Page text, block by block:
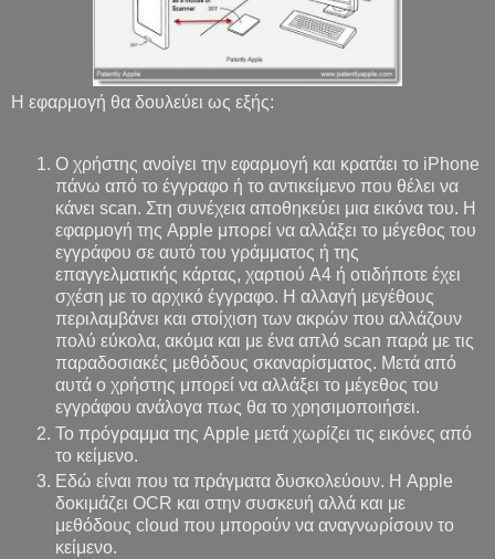
Η εφαρμογή θα δουλεύει ως εξής:
Ο χρήστης ανοίγει την εφαρμογή και κρατάει το iPhone
πάνω από το έγγραφο ή το αντικείμενο που θέλει να
κάνει scan. Στη συνέχεια αποθηκεύει μια εικόνα του. Η
εφαρμογή της Apple μπορεί να αλλάξει το μέγεθος του
εγγράφου σε αυτό του γράμματος ή της
επαγγελματικής κάρτας, χαρτιού A4 ή οτιδήποτε έχει
σχέση με το αρχικό έγγραφο. Η αλλαγή μεγέθους
περιλαμβάνει και στοίχιση των ακρών που αλλάζουν
πολύ εύκολα, ακόμα και με ένα απλό scan παρά με τις
παραδοσιακές μεθόδους σκαναρίσματος. Μετά από
αυτά ο χρήστης μπορεί να αλλάξει το μέγεθος του
εγγράφου ανάλογα πως θα το χρησιμοποιήσει.
Το πρόγραμμα της Apple μετά χωρίζει τις εικόνες από
το κείμενο.
Εδώ είναι που τα πράγματα δυσκολεύουν. Η Apple
δοκιμάζει OCR και στην συσκευή αλλά και με
μεθόδους cloud που μπορούν να αναγνωρίσουν το
κείμενο.